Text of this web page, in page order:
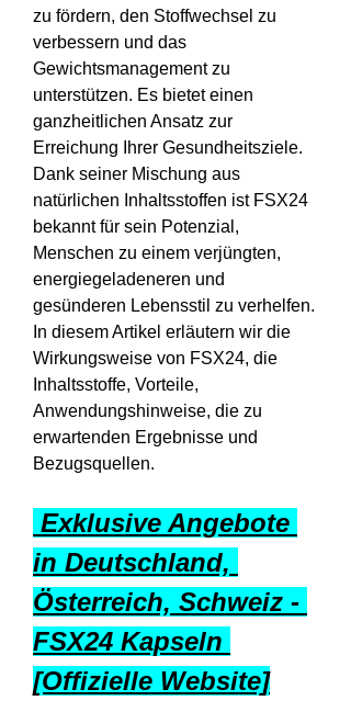
zu fördern, den Stoffwechsel zu
verbessern und das
Gewichtsmanagement zu
unterstützen. Es bietet einen
ganzheitlichen Ansatz zur
Erreichung Ihrer Gesundheitsziele.
Dank seiner Mischung aus
natürlichen Inhaltsstoffen ist FSX24
bekannt für sein Potenzial,
Menschen zu einem verjüngten,
energiegeladeneren und
gesünderen Lebensstil zu verhelfen.
In diesem Artikel erläutern wir die
Wirkungsweise von FSX24, die
Inhaltsstoffe, Vorteile,
Anwendungshinweise, die zu
erwartenden Ergebnisse und
Bezugsquellen.
Exklusive Angebote
in Deutschland,
Österreich, Schweiz -
FSX24 Kapseln
[Offizielle Website]